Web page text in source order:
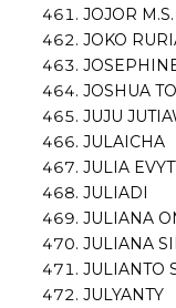
JOJOR
JOKO
JOSHUA
JUJU
JULAICHA
JULIA
JULIADI
JULIANA
JULIANA
JULIANTO
JULYANTY